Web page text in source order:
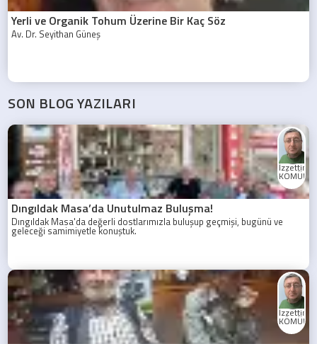
Yerli ve Organik Tohum Üzerine Bir Kaç Söz
Av. Dr. Seyithan Güneş
SON BLOG YAZILARI
Dıngıldak Masa’da Unutulmaz Buluşma!
Dıngıldak Masa'da değerli dostlarımızla buluşup geçmişi, bugünü ve
geleceği samimiyetle konuştuk.
İzzettin
İzzettin